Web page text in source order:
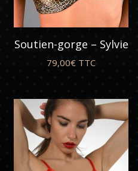
Soutien-gorge – Sylvie
79,00€ TTC